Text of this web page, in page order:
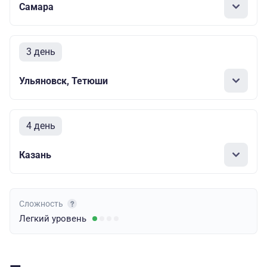
Самара
3 день
Ульяновск, Тетюши
4 день
Казань
Сложность
Легкий уровень